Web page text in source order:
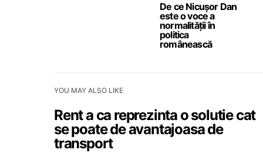
De ce Nicușor Dan
este o voce a
normalității în
politica
românească
YOU MAY ALSO LIKE
Rent a ca reprezinta o solutie cat
se poate de avantajoasa de
transport